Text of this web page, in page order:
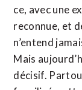
ce, avec une
reconnue, et
n’entend
Mais
décisif.